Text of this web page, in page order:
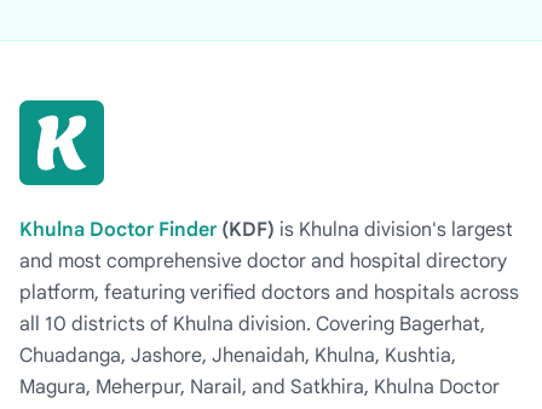
Khulna Doctor Finder (KDF) is Khulna division's largest
and most comprehensive doctor and hospital directory
platform, featuring verified doctors and hospitals across
all 10 districts of Khulna division. Covering Bagerhat,
Chuadanga, Jashore, Jhenaidah, Khulna, Kushtia,
Magura, Meherpur, Narail, and Satkhira, Khulna Doctor